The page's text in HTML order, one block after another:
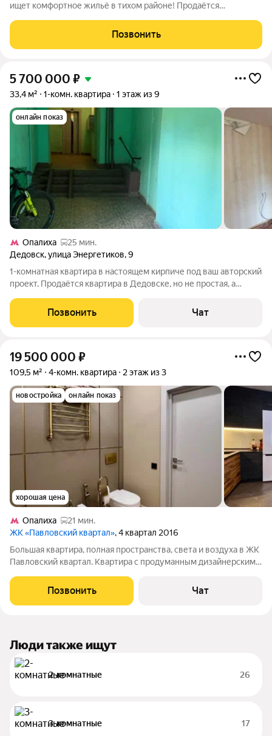
ищет комфортное жильё в тихом районе! Продаётся
Комарова, 6. Это отличная возможность стать владельцем
уютного жилья в живописном месте.
Позвонить
5 700 000 ₽
33,4 м² 1-комн. квартира 1 этаж из 9
онлайн показ
Опалиха
25 мин.
Дедовск,улица Энергетиков,9
1-комнатная квартира в настоящем кирпиче под ваш авторский
проект. Продаётся квартира в Дедовске, но не простая, а
облицовкой. Нужен капитальный ремонт, но это лучше, чем
переделывать бюджетную
Позвонить Чат
19 500 000 ₽
109,5 м² 4-комн. квартира 2 этаж из 3
новостройка онлайн показ
хорошая цена
Опалиха
21 мин.
ЖК «Павловский квартал», 4 квартал 2016
Большая квартира, полная пространства, света и воздуха в ЖК
Павловский квартал. Квартира с продуманным дизайнерским
спокойствие. Просторная и уютная, с тремя спальнями и
кухней-гостиной для
Позвонить Чат
Люди также ищут
2-комнатные 26
3-комнатные 17